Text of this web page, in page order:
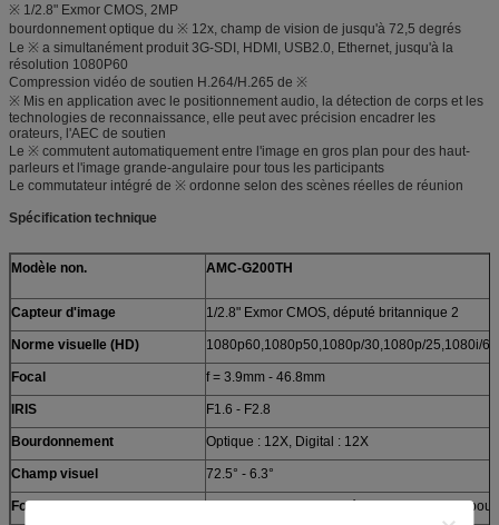
※ 1/2.8" Exmor CMOS, 2MP
bourdonnement optique du ※ 12x, champ de vision de jusqu'à 72,5 degrés
Le ※ a simultanément produit 3G-SDI, HDMI, USB2.0, Ethernet, jusqu'à la
résolution 1080P60
Compression vidéo de soutien H.264/H.265 de ※
※ Mis en application avec le positionnement audio, la détection de corps et les
technologies de reconnaissance, elle peut avec précision encadrer les
orateurs, l'AEC de soutien
Le ※ commutent automatiquement entre l'image en gros plan pour des haut-
parleurs et l'image grande-angulaire pour tous les participants
Le commutateur intégré de ※ ordonne selon des scènes réelles de réunion
Spécification technique
Modèle non. AMC-G200TH
Capteur d'image 1/2.8" Exmor CMOS, député britannique 2
Norme visuelle (HD) 1080p60,1080p50,1080p/30,1080p/25,1080i/
Focal f = 3.9mm - 46.8mm
IRIS F1.6 - F2.8
Bourdonnement Optique : 12X, Digital : 12X
Champ visuel 72.5° - 6.3°
Foyer Automatique, manuel, déclencheur AF, une